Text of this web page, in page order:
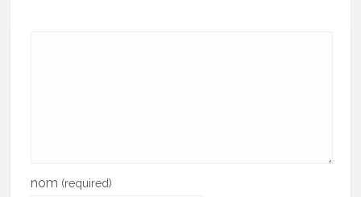
nom (required)